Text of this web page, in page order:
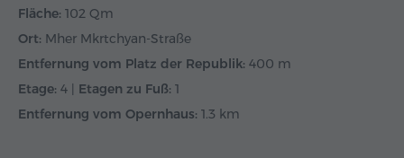
Fläche: 102 Qm
Ort: Mher Mkrtchyan-Straße
Entfernung vom Platz der Republik: 400 m
Etage: 4 | Etagen zu Fuß: 1
Entfernung vom Opernhaus: 1.3 km